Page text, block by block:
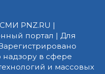
PNZ.RU |
портал | Для
в сфере
и массовых